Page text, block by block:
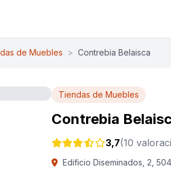
de Muebles > Contrebia Belaisca
Tiendas de Muebles
Contrebia
3,7(10
Edificio Diseminados, 2,